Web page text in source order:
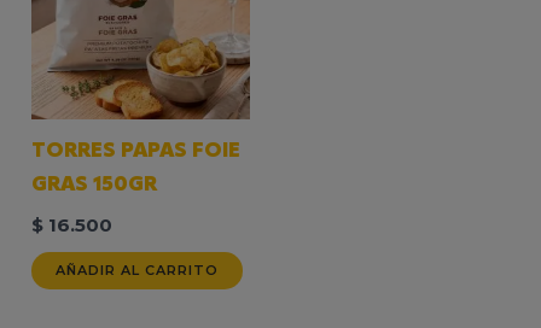
TORRES PAPAS FOIE
GRAS 150GR
$ 16.500
AÑADIR AL CARRITO